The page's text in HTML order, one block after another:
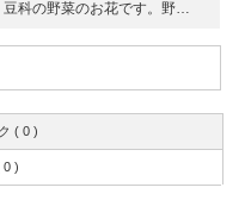
豆科の野菜のお花です。野…
( 0 )
0 )